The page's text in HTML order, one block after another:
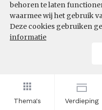
Thema's Verdieping
behoren te laten
waarmee wij het gebruik
Deze cookies gebruiken
informatie